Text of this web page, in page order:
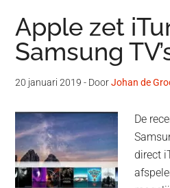
Apple zet
Samsung
20 januari 2019 - DoorJohan de
De
direct